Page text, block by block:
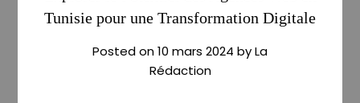
Tunisie pour une Transformation Digitale
Posted on10 mars 2024 byLa
Rédaction